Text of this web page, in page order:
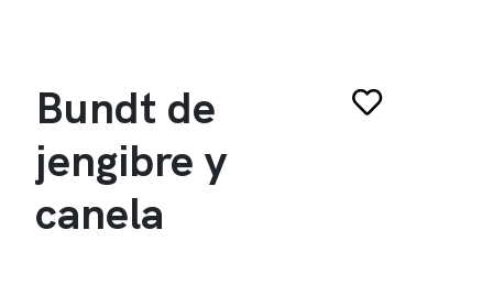
Bundt de
jengibre y
canela